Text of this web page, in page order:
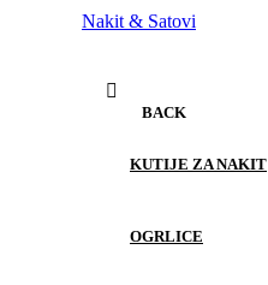
Nakit & Satovi
BACK
KUTIJE ZA NAKIT
OGRLICE